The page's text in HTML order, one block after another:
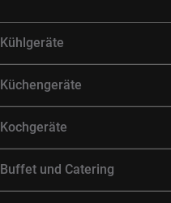
Kühlgeräte
Küchengeräte
Kochgeräte
Buffet und Catering